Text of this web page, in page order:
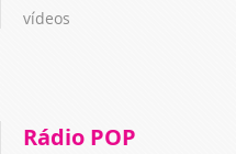
vídeos
Rádio POP